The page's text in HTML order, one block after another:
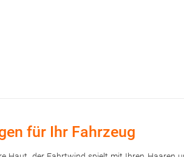
für Ihr Fahrzeug